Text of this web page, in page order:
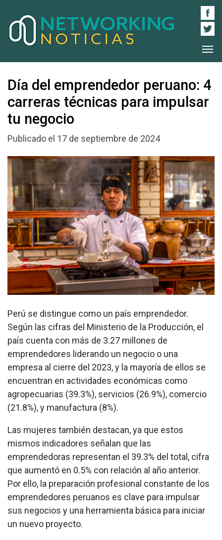
Día del emprendedor peruano: 4
carreras técnicas para impulsar
tu negocio
Publicado el 17 de septiembre de 2024
Perú se distingue como un país emprendedor.
Según las cifras del Ministerio de la Producción, el
país cuenta con más de 3.27 millones de
emprendedores liderando un negocio o una
empresa al cierre del 2023, y la mayoría de ellos se
encuentran en actividades económicas como
agropecuarias (39.3%), servicios (26.9%), comercio
(21.8%), y manufactura (8%).
Las mujeres también destacan, ya que estos
mismos indicadores señalan que las
emprendedoras representan el 39.3% del total, cifra
que aumentó en 0.5% con relación al año anterior.
Por ello, la preparación profesional constante de los
emprendedores peruanos es clave para impulsar
sus negocios y una herramienta básica para iniciar
un nuevo proyecto.